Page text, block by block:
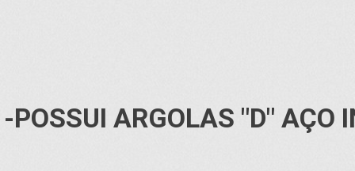
-POSSUI ARGOLAS "D" AÇO